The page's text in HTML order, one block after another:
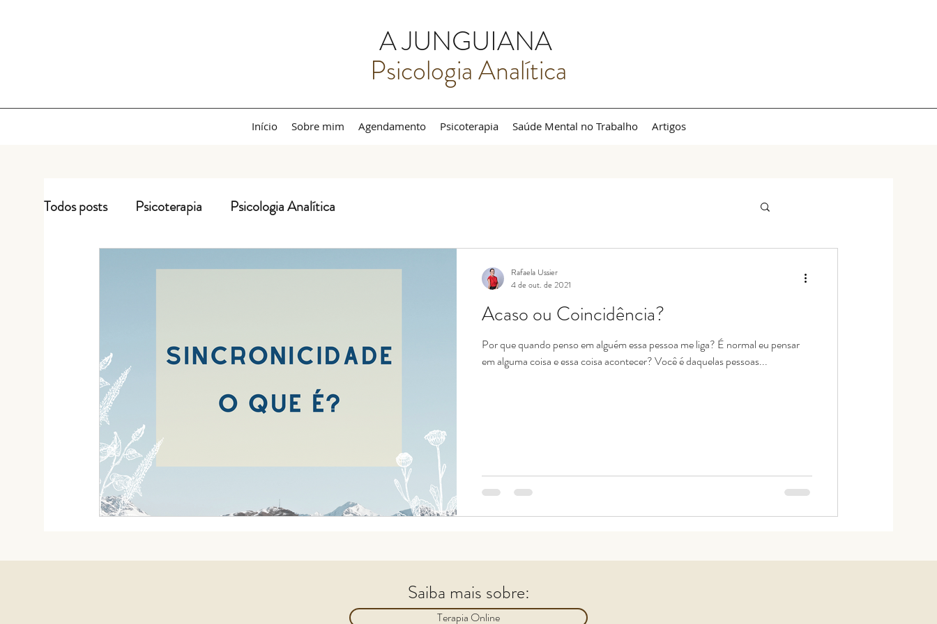
A JUNGUIANA
Psicologia Analítica
Início Sobre mim Agendamento Psicoterapia Saúde Mental no Trabalho Artigos
Todos posts Psicoterapia Psicologia Analítica
Acaso ou Coincidência?
Por que quando penso em alguém essa pessoa me liga? É normal eu pensar
em alguma coisa e essa coisa acontecer? Você é daquelas pessoas...
Rafaela Ussier
4 de out. de 2021
Saiba mais sobre:
Terapia Online